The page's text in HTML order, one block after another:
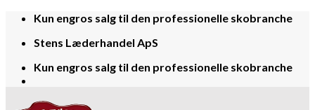
Skip
content
Kun engros salg til den professionelle skobranche
Stens Læderhandel ApS
Kun engros salg til den professionelle skobranche